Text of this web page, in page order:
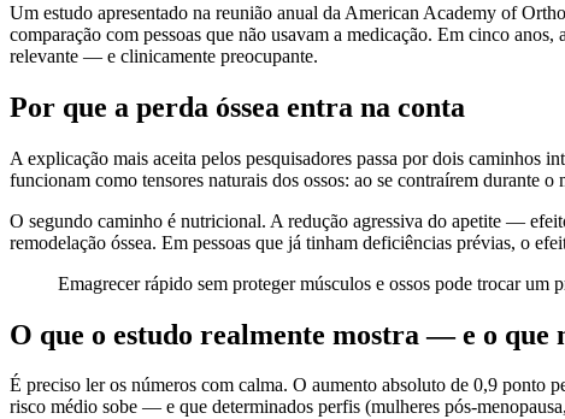
Um estudo apresentado na reunião anual da American Academy of
comparação com pessoas que não usavam a medicação. Em cinco
relevante — e clinicamente preocupante.
Por que a perda óssea entra na conta
A explicação mais aceita pelos pesquisadores passa por dois caminhos
funcionam como tensores naturais dos ossos: ao se contraírem durante
O segundo caminho é nutricional. A redução agressiva do apetite —
remodelação óssea. Em pessoas que já tinham deficiências prévias, o
Emagrecer rápido sem proteger músculos e ossos pode trocar um
O que o estudo realmente mostra — e o que
É preciso ler os números com calma. O aumento absoluto de 0,9 ponto
risco médio sobe — e que determinados perfis (mulheres pós-